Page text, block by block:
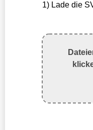
1) Lade die